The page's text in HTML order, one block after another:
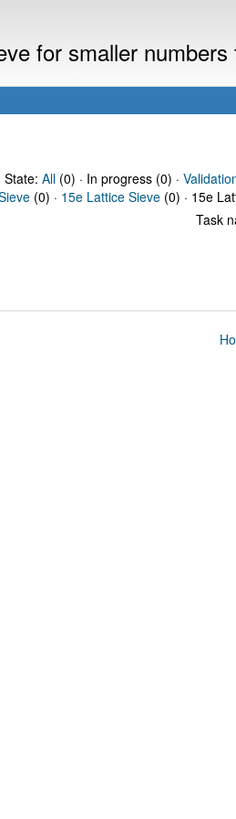
for smaller
State: All(0) · In progress (0) ·
(0) · 15e Lattice Sieve (0) · 15e
Task